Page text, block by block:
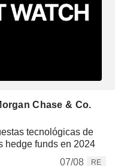
Chase & Co.
tecnológicas de
hedge funds en 2024
07/08
RE